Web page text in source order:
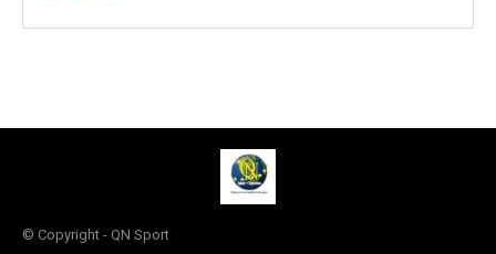
© Copyright - QN Sport